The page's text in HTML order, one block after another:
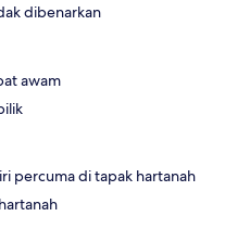
dibenarkan
awam
percuma di tapak hartanah